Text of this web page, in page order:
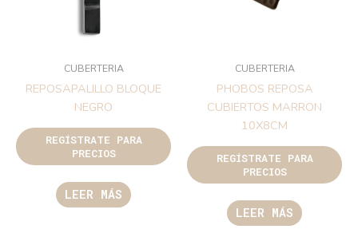
CUBERTERIA
REPOSAPALILLO BLOQUE
NEGRO
REGÍSTRATE PARA
PRECIOS
LEER MÁS
CUBERTERIA
PHOBOS REPOSA
CUBIERTOS MARRON
10X8CM
REGÍSTRATE PARA
PRECIOS
LEER MÁS